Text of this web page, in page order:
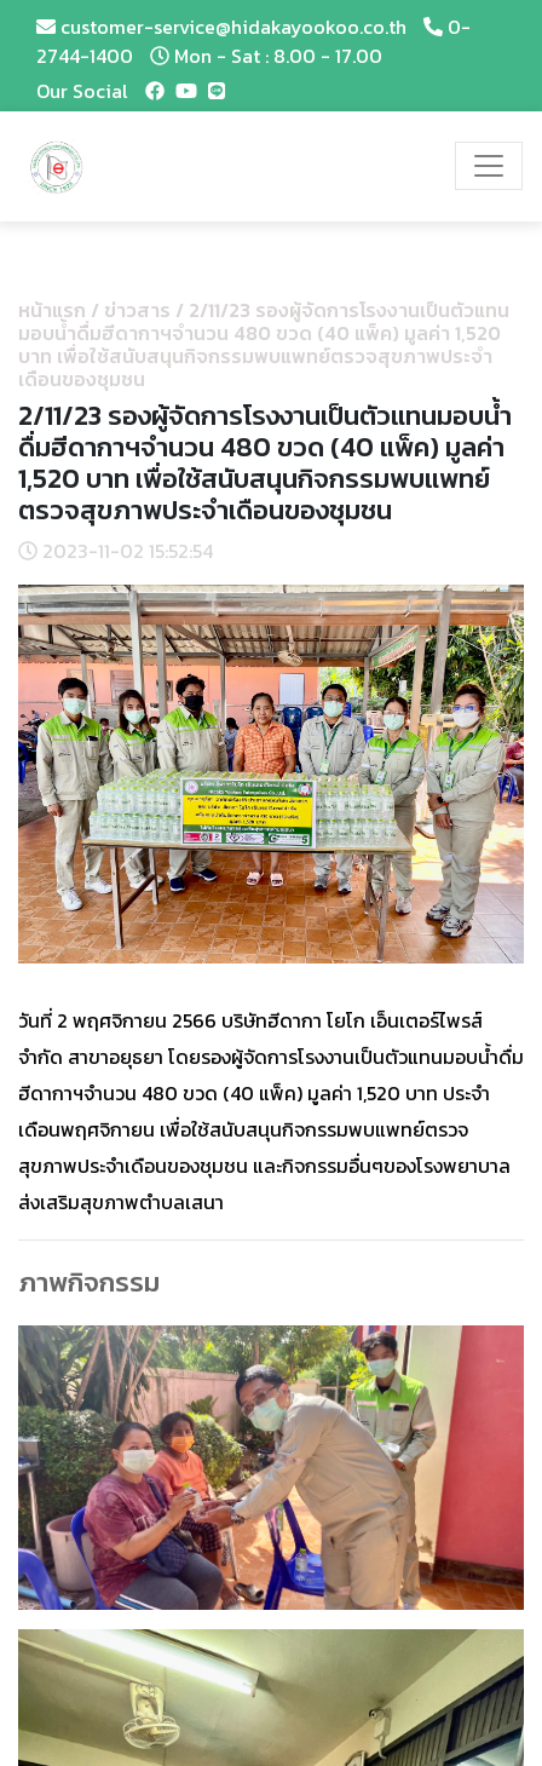
customer-service@hidakayookoo.co.th
0-
2744-1400
Mon - Sat : 8.00 - 17.00
Our Social
หน้าแรก / ข่าวสาร / 2/11/23 รองผู้จัดการโรงงานเป็นตัวแทน
มอบน้ำดื่มฮีดากาฯจำนวน 480 ขวด (40 แพ็ค) มูลค่า 1,520
บาท เพื่อใช้สนับสนุนกิจกรรมพบแพทย์ตรวจสุขภาพประจำ
เดือนของชุมชน
2/11/23 รองผู้จัดการโรงงานเป็นตัวแทนมอบน้ำ
ดื่มฮีดากาฯจำนวน 480 ขวด (40 แพ็ค) มูลค่า
1,520 บาท เพื่อใช้สนับสนุนกิจกรรมพบแพทย์
ตรวจสุขภาพประจำเดือนของชุมชน
2023-11-02 15:52:54
วันที่ 2 พฤศจิกายน 2566 บริษัทฮีดากา โยโก เอ็นเตอร์ไพรส์
จำกัด สาขาอยุธยา โดยรองผู้จัดการโรงงานเป็นตัวแทนมอบน้ำดื่ม
ฮีดากาฯจำนวน 480 ขวด (40 แพ็ค) มูลค่า 1,520 บาท ประจำ
เดือนพฤศจิกายน เพื่อใช้สนับสนุนกิจกรรมพบแพทย์ตรวจ
สุขภาพประจำเดือนของชุมชน และกิจกรรมอื่นๆของโรงพยาบาล
ส่งเสริมสุขภาพตำบลเสนา
ภาพกิจกรรม